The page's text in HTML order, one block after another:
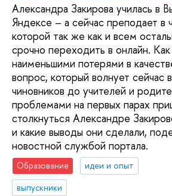
Александра Закирова училась в
Яндексе – а сейчас преподает в
которой так же как и всем
срочно переходить в онлайн.
наименьшими потерями в
вопрос, который волнует сейчас
чиновников до учителей и
проблемами на первых парах
столкнуться Александре
и какие выводы они сделали,
новостной службой портала.
Образование
идеи и опыт
выпускники